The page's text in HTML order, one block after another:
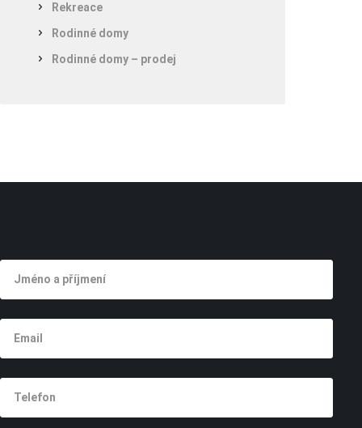
Rekreace
Rodinné domy
Rodinné domy – prodej